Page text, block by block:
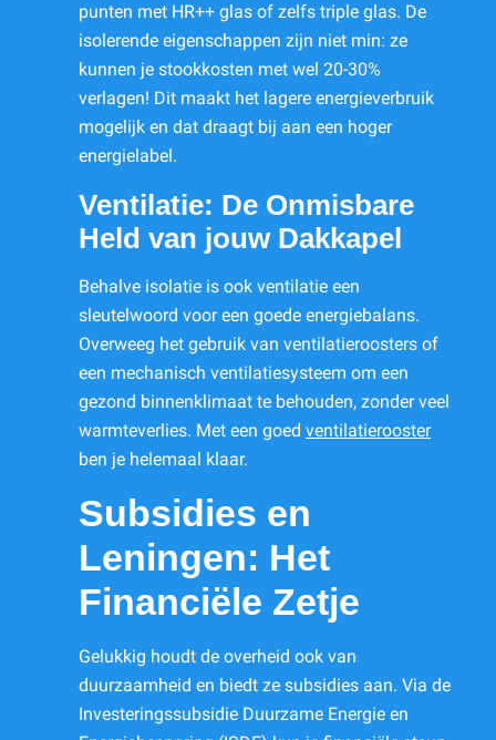
punten met HR++ glas of zelfs triple glas. De
isolerende eigenschappen zijn niet min: ze
kunnen je stookkosten met wel 20-30%
verlagen! Dit maakt het lagere energieverbruik
mogelijk en dat draagt bij aan een hoger
energielabel.
Ventilatie: De Onmisbare
Held van jouw Dakkapel
Behalve isolatie is ook ventilatie een
sleutelwoord voor een goede energiebalans.
Overweeg het gebruik van ventilatieroosters of
een mechanisch ventilatiesysteem om een
gezond binnenklimaat te behouden, zonder veel
warmteverlies. Met een goed ventilatierooster
ben je helemaal klaar.
Subsidies en
Leningen: Het
Financiële Zetje
Gelukkig houdt de overheid ook van
duurzaamheid en biedt ze subsidies aan. Via de
Investeringssubsidie Duurzame Energie en